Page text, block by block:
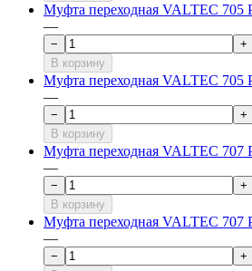
Муфта переходная VALTEC 705
—
−
+
В корзину
Муфта переходная VALTEC 705
—
−
+
В корзину
Муфта переходная VALTEC 707
—
−
+
В корзину
Муфта переходная VALTEC 707
—
−
+